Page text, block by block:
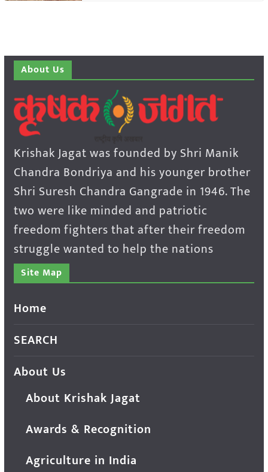
About Us
Krishak Jagat was founded by Shri Manik
Chandra Bondriya and his younger brother
Shri Suresh Chandra Gangrade in 1946. The
two were like minded and patriotic
freedom fighters that after their freedom
struggle wanted to help the nations
Site Map
Home
SEARCH
About Us
About Krishak Jagat
Awards & Recognition
Agriculture in India